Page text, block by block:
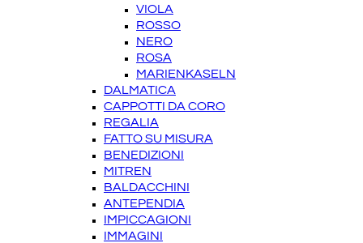
VIOLA
ROSSO
NERO
ROSA
MARIENKASELN
DALMATICA
CAPPOTTI DA CORO
REGALIA
FATTO SU MISURA
BENEDIZIONI
MITREN
BALDACCHINI
ANTEPENDIA
IMPICCAGIONI
IMMAGINI